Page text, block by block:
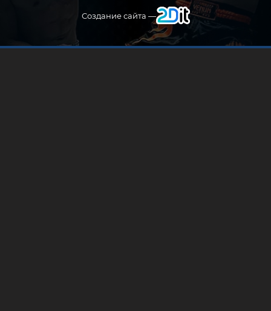
Создание сайта —